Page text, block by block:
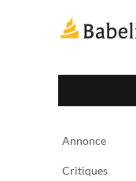
Annonce
Critiques